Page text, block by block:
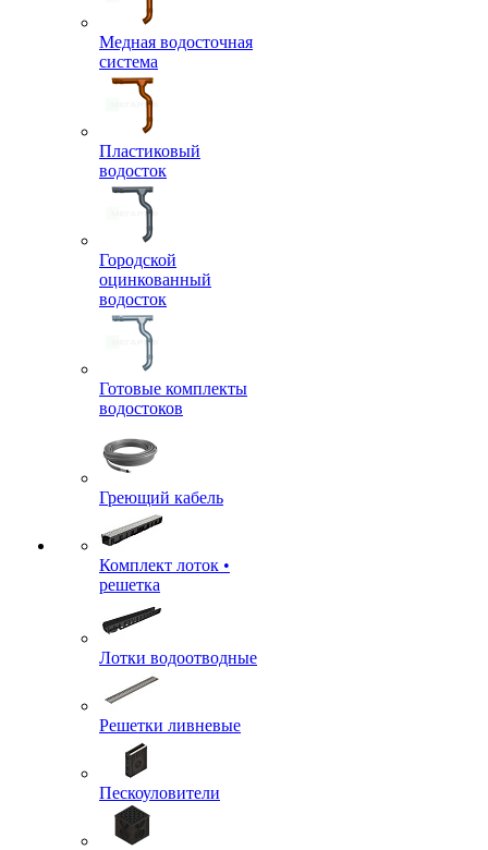
Медная водосточная
система
Пластиковый
водосток
Городской
оцинкованный
водосток
Готовые комплекты
водостоков
Греющий кабель
Комплект лоток •
решетка
Лотки водоотводные
Решетки ливневые
Пескоуловители